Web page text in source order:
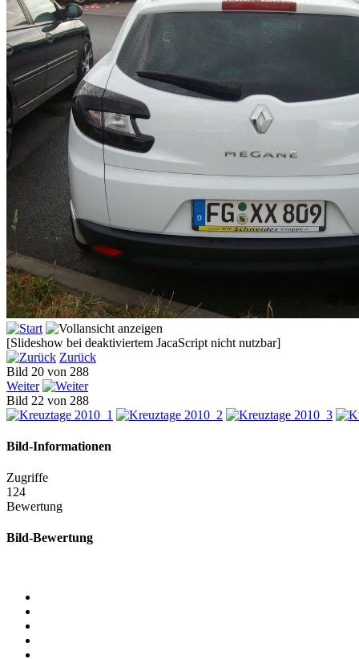
[Slideshow bei deaktiviertem JacaScript nicht nutzbar]
Zurück
Bild 20 von 288
Weiter
Bild 22 von 288
Bild-Informationen
Zugriffe
124
Bewertung
Bild-Bewertung